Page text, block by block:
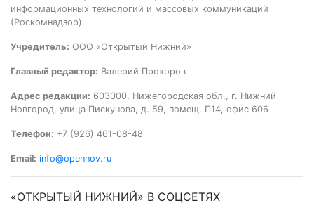
информационных технологий и массовых коммуникаций
(Роскомнадзор).
Учредитель: ООО «Открытый Нижний»
Главный редактор: Валерий Прохоров
Адрес редакции: 603000, Нижегородская обл., г. Нижний
Новгород, улица Пискунова, д. 59, помещ. П14, офис 606
Телефон: +7 (926) 461-08-48
Email: info@opennov.ru
«ОТКРЫТЫЙ НИЖНИЙ» В СОЦСЕТЯХ